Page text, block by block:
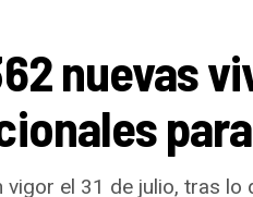
muy bien el Basauri por el
dado para mucho. En Medio
urbanos,la elaboración del
Ruido y la instalación de
que hacen de Basauri
nuevas
el 31 de julio, tras lo